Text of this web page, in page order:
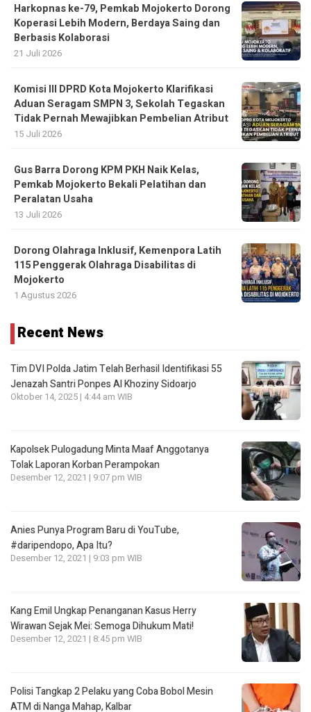
Harkopnas ke-79, Pemkab Mojokerto Dorong
Koperasi Lebih Modern, Berdaya Saing dan
Berbasis Kolaborasi
21 Juli 2026
Komisi III DPRD Kota Mojokerto Klarifikasi
Aduan Seragam SMPN 3, Sekolah Tegaskan
Tidak Pernah Mewajibkan Pembelian Atribut
15 Juli 2026
Gus Barra Dorong KPM PKH Naik Kelas,
Pemkab Mojokerto Bekali Pelatihan dan
Peralatan Usaha
13 Juli 2026
Dorong Olahraga Inklusif, Kemenpora Latih
115 Penggerak Olahraga Disabilitas di
Mojokerto
1 Agustus 2026
Recent News
Tim DVI Polda Jatim Telah Berhasil Identifikasi 55
Jenazah Santri Ponpes Al Khoziny Sidoarjo
Oktober 14, 2025 | 4:44 am WIB
Kapolsek Pulogadung Minta Maaf Anggotanya
Tolak Laporan Korban Perampokan
Desember 12, 2021 | 9:07 pm WIB
Anies Punya Program Baru di YouTube,
#daripendopo, Apa Itu?
Desember 12, 2021 | 9:03 pm WIB
Kang Emil Ungkap Penanganan Kasus Herry
Wirawan Sejak Mei: Semoga Dihukum Mati!
Desember 12, 2021 | 8:45 pm WIB
Polisi Tangkap 2 Pelaku yang Coba Bobol Mesin
ATM di Nanga Mahap, Kalbar